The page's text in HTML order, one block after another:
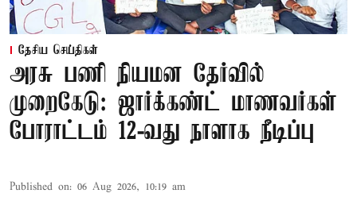
தேசிய செய்திகள்
அரசு பணி நியமன தேர்வில்
முறைகேடு: ஜார்க்கண்ட் மாணவர்கள்
போராட்டம் 12-வது நாளாக நீடிப்பு
Published on: 06 Aug 2026, 10:19 am